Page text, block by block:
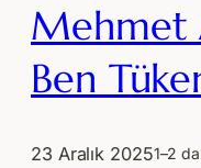
Mehmet
Ben
23 Aralık 20251–2